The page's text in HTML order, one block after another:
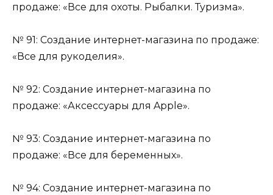
продаже: «Все для охоты. Рыбалки. Туризма».
№ 91: Создание интернет-магазина по продаже:
«Все для рукоделия».
№ 92: Создание интернет-магазина по
продаже: «Аксессуары для Apple».
№ 93: Создание интернет-магазина по
продаже: «Все для беременных».
№ 94: Создание интернет-магазина по